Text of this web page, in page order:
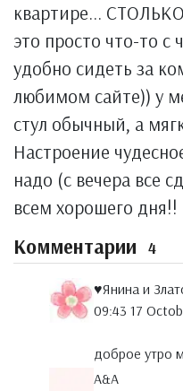
квартире...
это просто что-то с
удобно сидеть за
любимом сайте)) у
стул обычный, а
Настроение
надо (с вечера все
всем хорошего дня!!
Комментарии 4
♥Янина и
09:43 17
доброе утро
A&A